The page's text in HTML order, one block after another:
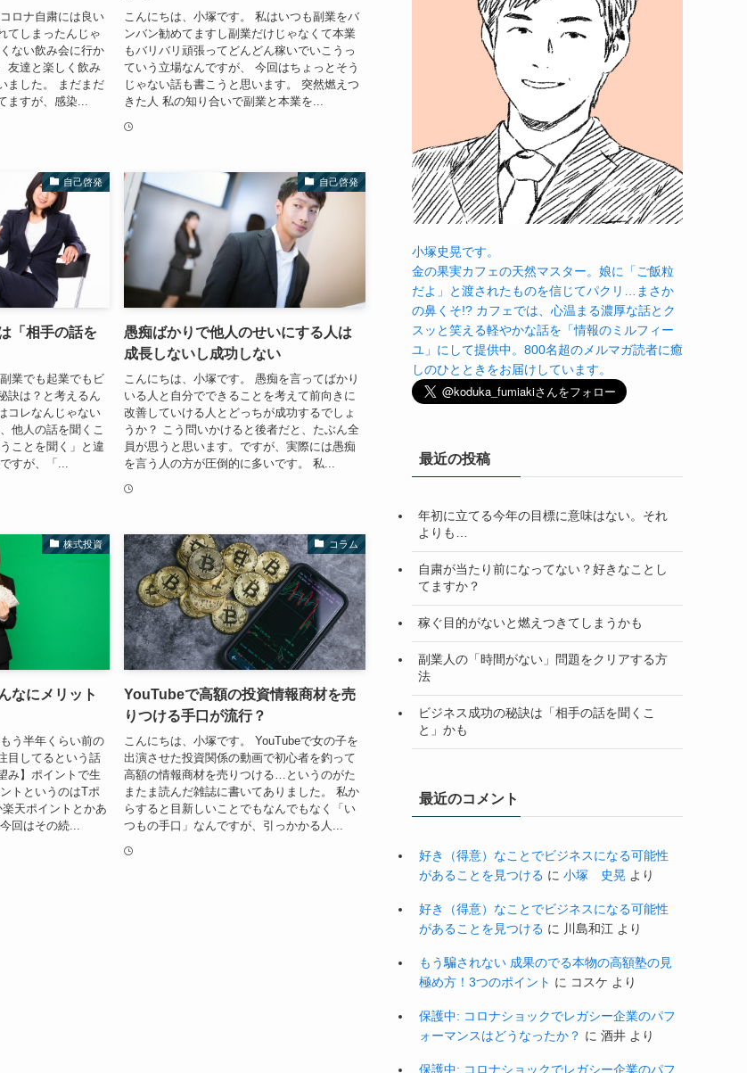
ロナ自粛には良い
てしまったんじゃ
ない飲み会に行か
友達と楽しく飲み
ました。 まだまだ
ますが、感染...
こんにちは、小塚です。 私はいつも副業をバ
ンバン勧めてますし副業だけじゃなくて本業
もバリバリ頑張ってどんどん稼いでいこうっ
ていう立場なんですが、 今回はちょっとそう
じゃない話も書こうと思います。 突然燃えつ
きた人 私の知り合いで副業と本業を...
自己啓発
「相手の話を
業でも起業でもビ
訣は？と考えるん
コレなんじゃない
他人の話を聞くこ
ことを聞く」と違
すが、「...
自己啓発
愚痴ばかりで他人のせいにする人は
成長しないし成功しない
こんにちは、小塚です。 愚痴を言ってばかり
いる人と自分でできることを考えて前向きに
改善していける人とどっちが成功するでしょ
うか？ こう問いかけると後者だと、たぶん全
員が思うと思います。ですが、実際には愚痴
を言う人の方が圧倒的に多いです。 私...
株式投資
なにメリット
う半年くらい前の
目してるという話
み】ポイントで生
トというのはTポ
天ポイントとかあ
回はその続...
コラム
YouTubeで高額の投資情報商材を売
りつける手口が流行？
こんにちは、小塚です。 YouTubeで女の子を
出演させた投資関係の動画で初心者を釣って
高額の情報商材を売りつける…というのがた
またま読んだ雑誌に書いてありました。 私か
らすると目新しいことでもなんでもなく「い
つもの手口」なんですが、引っかかる人...
小塚史晃です。
金の果実カフェの天然マスター。娘に「ご飯粒
だよ」と渡されたものを信じてパクリ…まさか
の鼻くそ!? カフェでは、心温まる濃厚な話とク
スッと笑える軽やかな話を「情報のミルフィー
ユ」にして提供中。800名超のメルマガ読者に癒
しのひとときをお届けしています。
最近の投稿
年初に立てる今年の目標に意味はない。それ
よりも…
自粛が当たり前になってない？好きなことし
てますか？
稼ぐ目的がないと燃えつきてしまうかも
副業人の「時間がない」問題をクリアする方
法
ビジネス成功の秘訣は「相手の話を聞くこ
と」かも
最近のコメント
好き（得意）なことでビジネスになる可能性
があることを見つける に 小塚 史晃 より
好き（得意）なことでビジネスになる可能性
があることを見つける に 川島和江 より
もう騙されない 成果のでる本物の高額塾の見
極め方！3つのポイント に コスケ より
保護中: コロナショックでレガシー企業のパフ
ォーマンスはどうなったか？ に 酒井 より
保護中: コロナショックでレガシー企業のパフ